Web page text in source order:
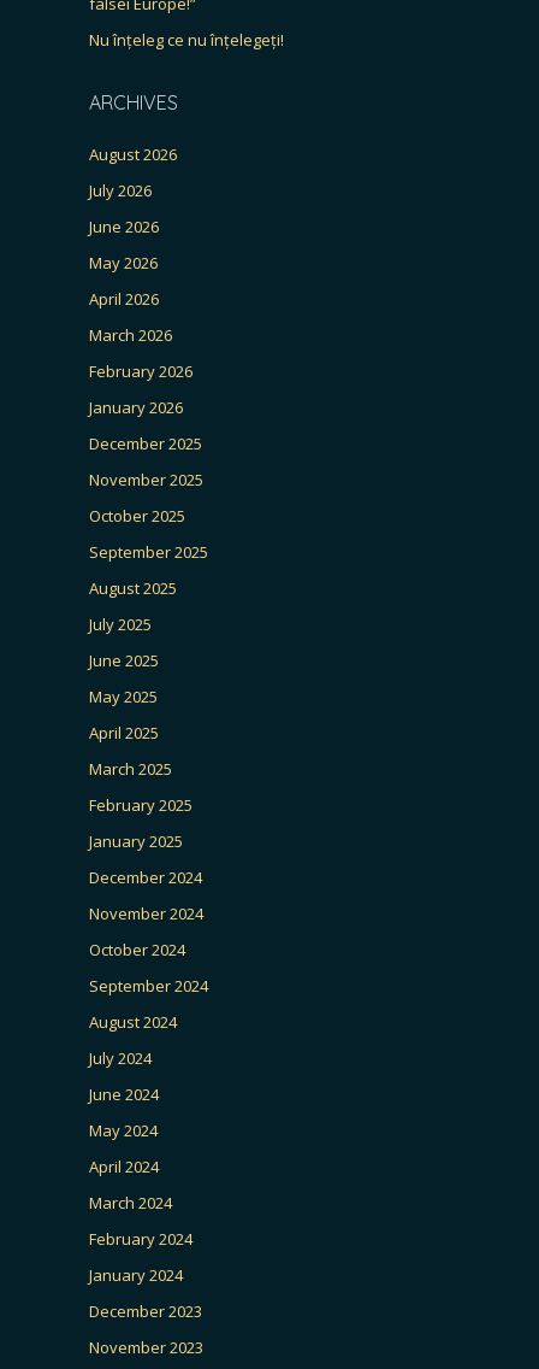
Nu înțeleg ce nu înțelegeți!
ARCHIVES
August 2026
July 2026
June 2026
May 2026
April 2026
March 2026
February 2026
January 2026
December 2025
November 2025
October 2025
September 2025
August 2025
July 2025
June 2025
May 2025
April 2025
March 2025
February 2025
January 2025
December 2024
November 2024
October 2024
September 2024
August 2024
July 2024
June 2024
May 2024
April 2024
March 2024
February 2024
January 2024
December 2023
November 2023